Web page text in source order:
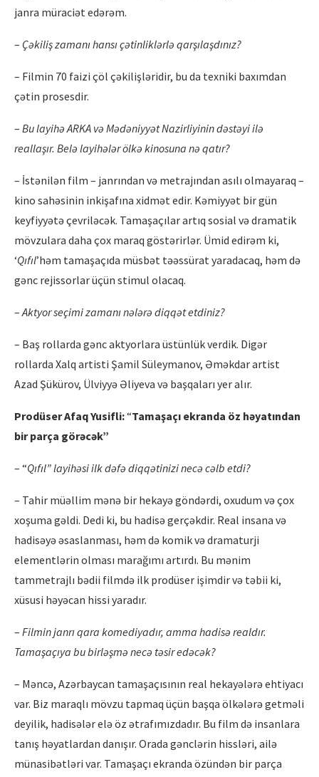
janra müraciət edərəm.
– Çəkiliş zamanıhansı çətinliklərlə qarşılaşdınız?
– Filmin 70 faizi çöl çəkilişləridir, bu da texniki baxımdan
çətin prosesdir.
– Bu layihəARKA və Mədəniyyət Nazirliyinin dəstəyi ilə
reallaşır. Belə layihələrölkə kinosuna nə qatır?
– İstənilən film – janrından və metrajından asılı olmayaraq –
kino sahəsinin inkişafına xidmət edir. Kəmiyyət bir gün
keyfiyyətə çevriləcək. Tamaşaçılar artıq sosial və dramatik
mövzulara daha çox maraq göstərirlər. Ümid edirəm ki,
‘Qıfıl’həm tamaşaçıda müsbət təəssürat yaradacaq, həm də
gənc rejissorlar üçün stimul olacaq.
–Aktyor seçimi zamanı nələrə diqqət etdiniz?
– Baş rollarda gənc aktyorlara üstünlük verdik. Digər
rollarda Xalq artisti Şamil Süleymanov, Əməkdar artist
Azad Şükürov, Ülviyyə Əliyeva və başqaları yer alır.
Prodüser Afaq Yusifli:“Tamaşaçı ekranda öz həyatından
bir parça görəcək”
– “Qıfıl” layihəsi ilk dəfə diqqətinizi necə cəlb etdi?
– Tahir müəllim mənə bir hekayə göndərdi, oxudum və çox
xoşuma gəldi. Dedi ki, bu hadisə gerçəkdir. Real insana və
hadisəyə əsaslanması, həm də komik və dramaturji
elementlərin olması marağımı artırdı. Bu mənim
tammetrajlı bədii filmdə ilk prodüser işimdir və təbii ki,
xüsusi həyəcan hissi yaradır.
– Filmin janrı qara komediyadır, amma hadisə realdır.
Tamaşaçıya bu birləşmə necə təsir edəcək?
– Məncə, Azərbaycan tamaşaçısının real hekayələrə ehtiyacı
var. Biz maraqlı mövzu tapmaq üçün başqa ölkələrə getməli
deyilik, hadisələr elə öz ətrafımızdadır. Bu film də insanlara
tanış həyatlardan danışır. Orada gənclərin hissləri, ailə
münasibətləri var. Tamaşaçı ekranda özündən bir parça